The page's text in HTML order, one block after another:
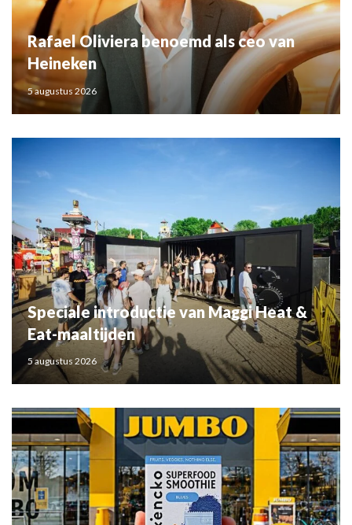
Rafael Oliviera benoemd als ceo van
Heineken
5 augustus 2026
Speciale introductie van Maggi Heat &
Eat-maaltijden
5 augustus 2026